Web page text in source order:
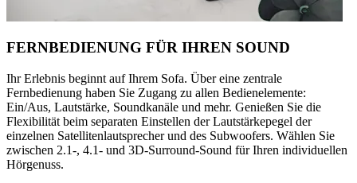
FERNBEDIENUNG FÜR IHREN SOUND
Ihr Erlebnis beginnt auf Ihrem Sofa. Über eine zentrale
Fernbedienung haben Sie Zugang zu allen Bedienelemente:
Ein/Aus, Lautstärke, Soundkanäle und mehr. Genießen Sie die
Flexibilität beim separaten Einstellen der Lautstärkepegel der
einzelnen Satellitenlautsprecher und des Subwoofers. Wählen Sie
zwischen 2.1-, 4.1- und 3D-Surround-Sound für Ihren individuellen
Hörgenuss.